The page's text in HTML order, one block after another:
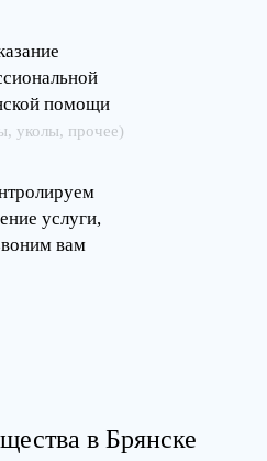
помощи
уколы, прочее)
услуги,
вам
в Брянске